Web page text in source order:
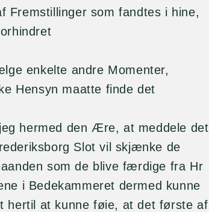
Fremstillinger som fandtes i hine,
enkelte andre Momenter,
Hensyn maatte finde det
hermed den Ære, at meddele det
Slot vil skjænke de
som de blive færdige fra Hr
i Bedekammeret dermed kunne
hertil at kunne føie, at det første af